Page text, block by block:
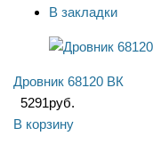
В закладки
Дровник 68120 ВК
5291руб.
В корзину